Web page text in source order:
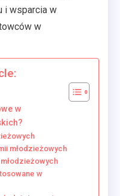
i wsparcia w
w
w
młodzieżowych
w